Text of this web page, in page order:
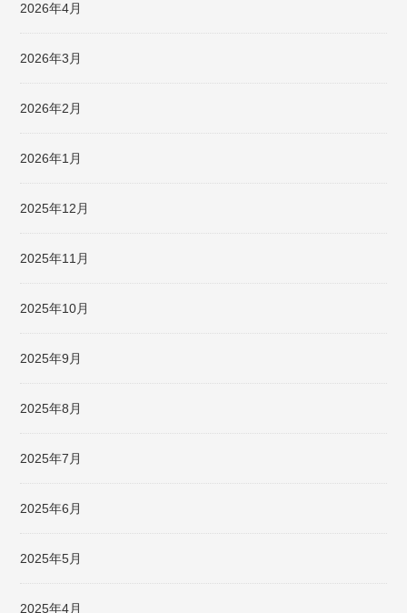
2026年4月
2026年3月
2026年2月
2026年1月
2025年12月
2025年11月
2025年10月
2025年9月
2025年8月
2025年7月
2025年6月
2025年5月
2025年4月